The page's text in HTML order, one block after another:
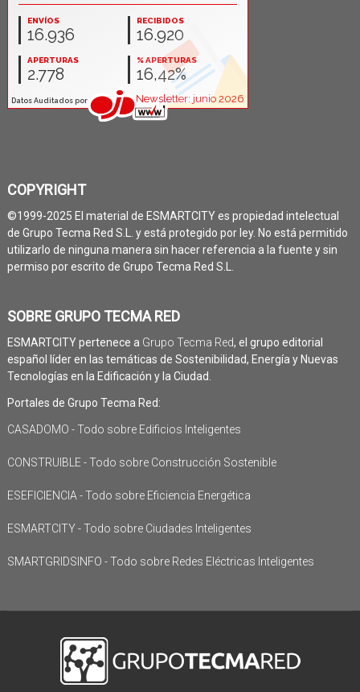
COPYRIGHT
©1999-2025 El material de ESMARTCITY es propiedad intelectual
de Grupo Tecma Red S.L. y está protegido por ley. No está permitido
utilizarlo de ninguna manera sin hacer referencia a la fuente y sin
permiso por escrito de Grupo Tecma Red S.L.
SOBRE GRUPO TECMA RED
ESMARTCITY pertenece a Grupo Tecma Red, el grupo editorial
español líder en las temáticas de Sostenibilidad, Energía y Nuevas
Tecnologías en la Edificación y la Ciudad.
Portales de Grupo Tecma Red:
CASADOMO - Todo sobre Edificios Inteligentes
CONSTRUIBLE - Todo sobre Construcción Sostenible
ESEFICIENCIA - Todo sobre Eficiencia Energética
ESMARTCITY - Todo sobre Ciudades Inteligentes
SMARTGRIDSINFO - Todo sobre Redes Eléctricas Inteligentes